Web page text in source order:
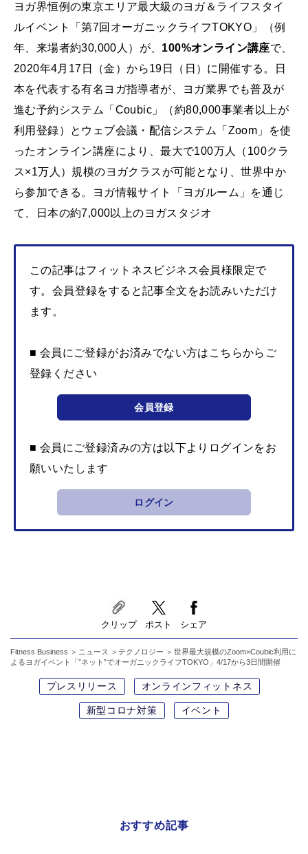
ヨガ界恒例の東京エリア最大級のヨガ＆ライフスタイ
ルイベント「第7回オーガニックライフTOKYO」（例
年、来場者約30,000人）が、 100%オンライン講座で、
2020年4月17日（金）から19日（日）に開催する。日
本を代表する有名ヨガ指導者が、ヨガ業界でも普及が
進む予約システム「Coubic」（約80,000事業者以上が
利用登録）とウェブ会議・配信システム「Zoom」を使
ったオンライン講座により、最大で100万人（100クラ
ス×1万人）規模のヨガクラスが可能となり、世界中か
ら参加できる。ヨガ情報サイト「ヨガルーム」を通じ
て、日本の約7,000以上のヨガスタジオ
この記事はフィットネスビジネス会員様限定で
す。会員登録をすると記事全文をお読みいただけ
ます。
■ 会員にご登録がお済みでない方はこちらからご
登録ください
会員登録
■ 会員にご登録済みの方は以下よりログインをお
願いいたします
ログイン
クリップ ポスト シェア
Fitness Business ニュース テクノロジー
世界最大規模のZoom×Coubic利用に
よるヨガイベント「”ネット”でオーガニックライフTOKYO」4/17から3日間開催
プレスリリース オンラインフィットネス
新型コロナ対策 イベント
おすすめ記事